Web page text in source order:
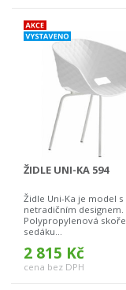
ŽIDLE UNI-KA 594
Židle Uni-Ka je model s
netradičním designem.
Polypropylenová
sedáku...
2 815 Kč
cena bez DPH